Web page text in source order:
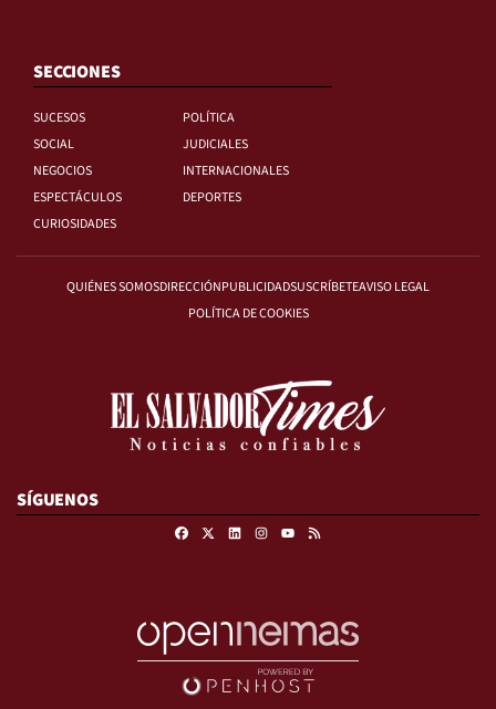
SECCIONES
SUCESOS
POLÍTICA
SOCIAL
JUDICIALES
NEGOCIOS
INTERNACIONALES
ESPECTÁCULOS
DEPORTES
CURIOSIDADES
QUIÉNES SOMOSDIRECCIÓNPUBLICIDADSUSCRÍBETEAVISO LEGAL
POLÍTICA DE COOKIES
SÍGUENOS
FacebookLinkedinInstagram